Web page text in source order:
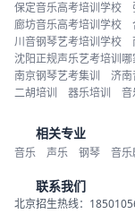
保定音乐高考培训学校
廊坊音乐高考培训学校
川音钢琴艺考培训学校
沈阳正规声乐艺考培训
南京钢琴艺考集训
济南
二胡培训
器乐培训 音
相关专业
音乐 声乐 钢琴 音乐
联系我们
北京招生热线：